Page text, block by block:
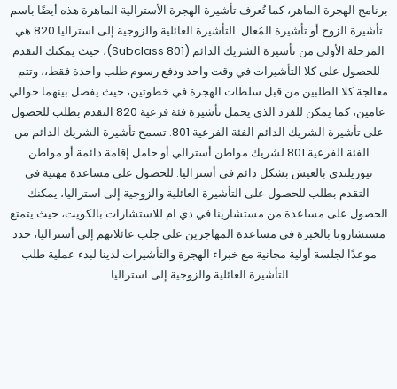
برنامج الهجرة الماهر، كما تُعرف تأشيرة الهجرة الأسترالية الماهرة هذه أيضًا باسم
تأشيرة الزوج أو تأشيرة المُعال. التأشيرة العائلية والزوجية إلى استراليا 820 هي
المرحلة الأولى من تأشيرة الشريك الدائم (Subclass 801)، حيث يمكنك التقدم
للحصول على كلا التأشيرات في وقت واحد ودفع رسوم طلب واحدة فقط،، وتتم
معالجة كلا الطلبين من قبل سلطات الهجرة في خطوتين، حيث يفصل بينهما حوالي
عامين، كما يمكن للفرد الذي يحمل تأشيرة فئة فرعية 820 التقدم بطلب للحصول
على تأشيرة الشريك الدائم الفئة الفرعية 801. تسمح تأشيرة الشريك الدائم من
الفئة الفرعية 801 لشريك مواطن أسترالي أو حامل إقامة دائمة أو مواطن
نيوزيلندي بالعيش بشكل دائم في أستراليا. للحصول على مساعدة مهنية في
التقدم بطلب للحصول على التأشيرة العائلية والزوجية إلى استراليا، يمكنك
الحصول على مساعدة من مستشارينا في دي ام للاستشارات بالكويت، حيث يتمتع
مستشارونا بالخبرة في مساعدة المهاجرين على جلب عائلاتهم إلى أستراليا، حدد
موعدًا لجلسة أولية مجانية مع خبراء الهجرة والتأشيرات لدينا لبدء عملية طلب
التأشيرة العائلية والزوجية إلى استراليا.